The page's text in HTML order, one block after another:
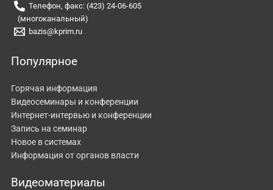
Телефон, факс: (423) 24-06-605
(многоканальный)
bazis@kprim.ru
Популярное
Горячая информация
Видеосеминары и конференции
Интернет-интервью и конференции
Запись на семинар
Новое в системах
Информация от органов власти
Видеоматериалы